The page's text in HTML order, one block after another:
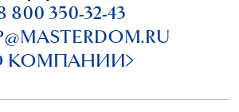
800 350-32-43
КОМПАНИИ